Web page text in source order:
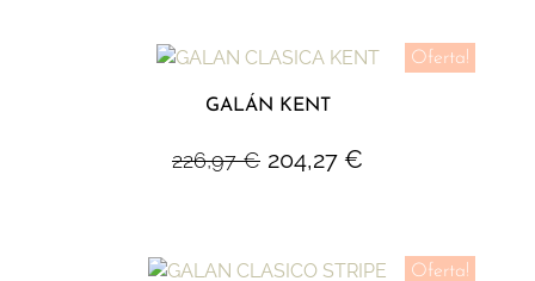
Oferta!
GALÁN KENT
226,97€ 204,27 €
Oferta!